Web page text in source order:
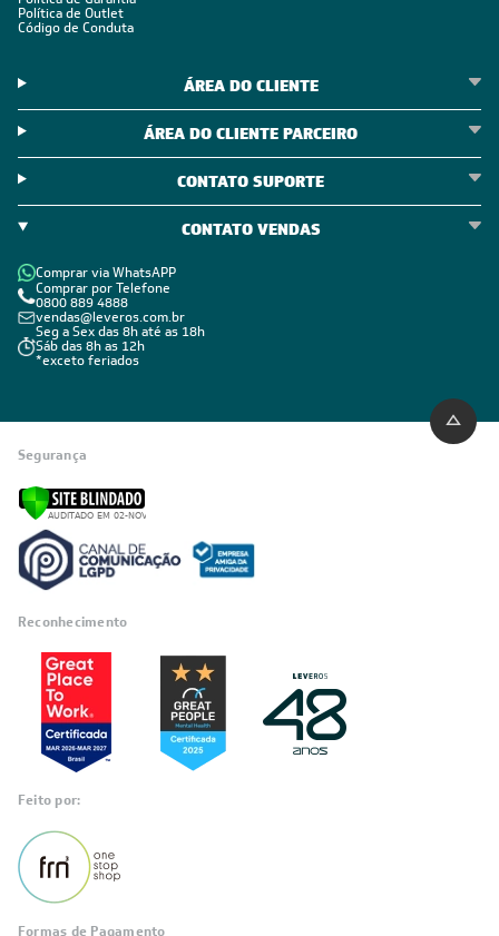
Política de Outlet
Código de Conduta
ÁREA DO CLIENTE
ÁREA DO CLIENTE PARCEIRO
CONTATO SUPORTE
CONTATO VENDAS
Comprar via WhatsAPP
Comprar por Telefone
0800 889 4888
vendas@leveros.com.br
Seg a Sex das 8h até as 18h
Sáb das 8h as 12h
*exceto feriados
Segurança
Reconhecimento
Feito por:
Formas de Pagamento